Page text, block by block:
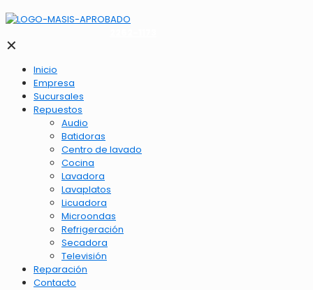
✕
Inicio
Empresa
Sucursales
Repuestos
Audio
Batidoras
Centro de lavado
Cocina
Lavadora
Lavaplatos
Licuadora
Microondas
Refrigeración
Secadora
Televisión
Reparación
Contacto